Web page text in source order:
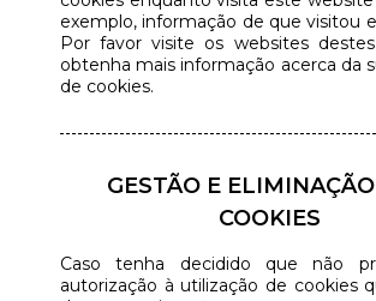
exemplo, informação de que visitou
Por favor visite os websites
obtenha mais informação acerca da
de cookies.
GESTÃO E
COOKIES
Caso tenha decidido que não
autorização à utilização de cookies